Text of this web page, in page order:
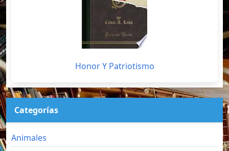
Honor Y Patriotismo
Categorías
Animales